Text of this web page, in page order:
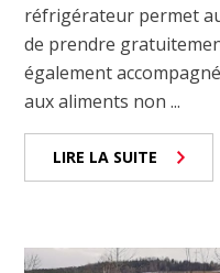
réfrigérateur permet
de prendre
également
aux aliments non ...
LIRE LA SUITE